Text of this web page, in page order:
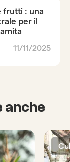
frutti : una
per il
11/11/2025
anche